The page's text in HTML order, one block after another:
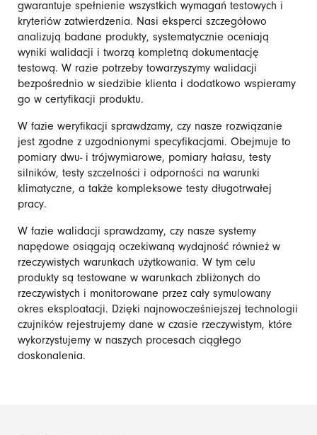
gwarantuje spełnienie wszystkich wymagań testowych i
kryteriów zatwierdzenia. Nasi eksperci szczegółowo
analizują badane produkty, systematycznie oceniają
wyniki walidacji i tworzą kompletną dokumentację
testową. W razie potrzeby towarzyszymy walidacji
bezpośrednio w siedzibie klienta i dodatkowo wspieramy
go w certyfikacji produktu.
W fazie weryfikacji sprawdzamy, czy nasze rozwiązanie
jest zgodne z uzgodnionymi specyfikacjami. Obejmuje to
pomiary dwu- i trójwymiarowe, pomiary hałasu, testy
silników, testy szczelności i odporności na warunki
klimatyczne, a także kompleksowe testy długotrwałej
pracy.
W fazie walidacji sprawdzamy, czy nasze systemy
napędowe osiągają oczekiwaną wydajność również w
rzeczywistych warunkach użytkowania. W tym celu
produkty są testowane w warunkach zbliżonych do
rzeczywistych i monitorowane przez cały symulowany
okres eksploatacji. Dzięki najnowocześniejszej technologii
czujników rejestrujemy dane w czasie rzeczywistym, które
wykorzystujemy w naszych procesach ciągłego
doskonalenia.